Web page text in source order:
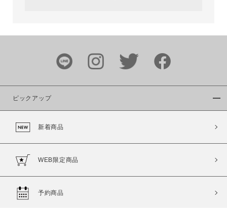
ブランド
カラー
ピックアップ
新着商品
WEB限定商品
予約商品